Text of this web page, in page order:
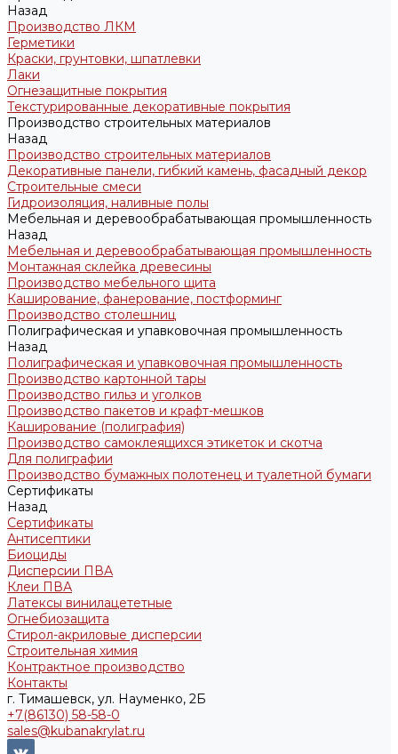
Назад
Производство ЛКМ
Герметики
Краски, грунтовки, шпатлевки
Лаки
Огнезащитные покрытия
Текстурированные декоративные покрытия
Производство строительных материалов
Назад
Производство строительных материалов
Декоративные панели, гибкий камень, фасадный декор
Строительные смеси
Гидроизоляция, наливные полы
Мебельная и деревообрабатывающая промышленность
Назад
Мебельная и деревообрабатывающая промышленность
Монтажная склейка древесины
Производство мебельного щита
Каширование, фанерование, постформинг
Производство столешниц
Полиграфическая и упавковочная промышленность
Назад
Полиграфическая и упавковочная промышленность
Производство картонной тары
Производство гильз и уголков
Производство пакетов и крафт-мешков
Каширование (полиграфия)
Производство самоклеящихся этикеток и скотча
Для полиграфии
Производство бумажных полотенец и туалетной бумаги
Сертификаты
Назад
Сертификаты
Антисептики
Биоциды
Дисперсии ПВА
Клеи ПВА
Латексы винилацететные
Огнебиозащита
Стирол-акриловые дисперсии
Строительная химия
Контрактное производство
Контакты
г. Тимашевск, ул. Науменко, 2Б
+7(86130) 58-58-0
sales@kubanakrylat.ru